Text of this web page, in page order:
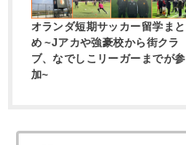
オランダ短期サッカー留学まと
め ~Jアカや強豪校から街クラ
ブ、なでしこリーガーまでが参
加~